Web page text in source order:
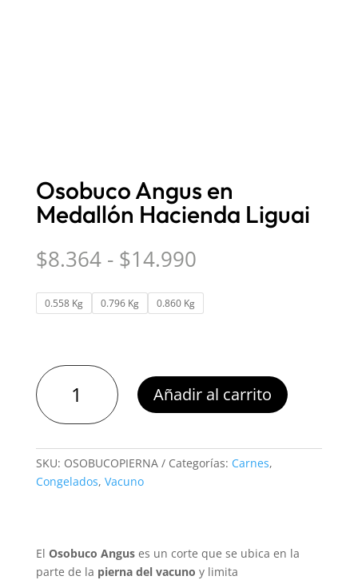
Osobuco Angus en
Medallón Hacienda Liguai
$8.364 - $14.990Rango
precios:
desde
0.558 Kg 0.796 Kg 0.860 Kg
Osobuco
Angus
en
Medallón
Hacienda
Liguai
cantidad
Añadir al carrito
SKU: OSOBUCOPIERNA Categorías: Carnes,
Congelados, Vacuno
El Osobuco Anguses un corte que se ubica en la
parte de la pierna del vacuno y limita